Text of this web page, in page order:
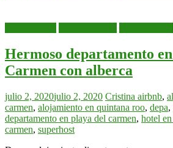
Hermoso departamento
Carmen con alberca
julio 2, 2020julio 2, 2020 Cristina airbnb,
carmen, alojamiento en quintana roo, depa,
departamento en playa del carmen, hotel
carmen, superhost